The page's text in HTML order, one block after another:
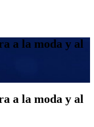
a la moda y al
a la moda y al